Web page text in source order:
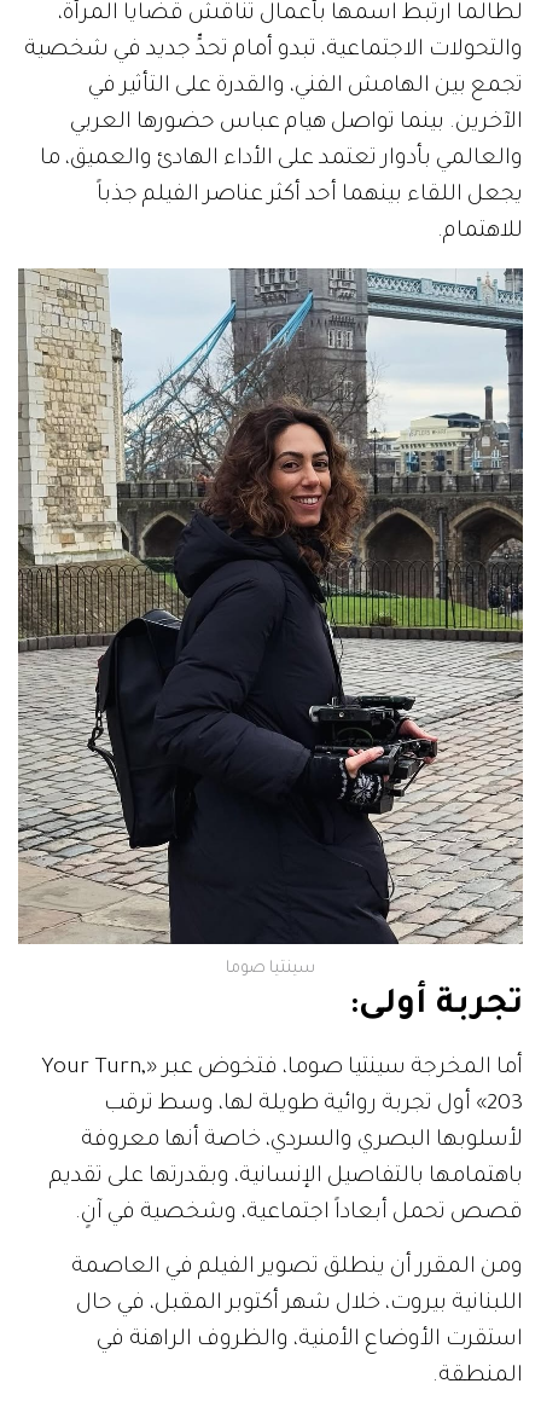
لطالما ارتبط اسمها بأعمال تناقش قضايا المرأة،
والتحولات الاجتماعية، تبدو أمام تحدٍّ جديد في شخصية
تجمع بين الهامش الفني، والقدرة على التأثير في
الآخرين. بينما تواصل هيام عباس حضورها العربي
والعالمي بأدوار تعتمد على الأداء الهادئ والعميق، ما
يجعل اللقاء بينهما أحد أكثر عناصر الفيلم جذباً
للاهتمام.
سينتيا صوما
تجربة أولى:
أما المخرجة سينتيا صوما، فتخوض عبر «Your Turn,
203» أول تجربة روائية طويلة لها، وسط ترقب
لأسلوبها البصري والسردي، خاصة أنها معروفة
باهتمامها بالتفاصيل الإنسانية، وبقدرتها على تقديم
قصص تحمل أبعاداً اجتماعية، وشخصية في آنٍ.
ومن المقرر أن ينطلق تصوير الفيلم في العاصمة
اللبنانية بيروت، خلال شهر أكتوبر المقبل، في حال
استقرت الأوضاع الأمنية، والظروف الراهنة في
المنطقة.